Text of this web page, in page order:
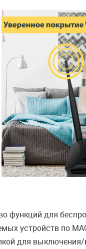
функций для
устройств по
для